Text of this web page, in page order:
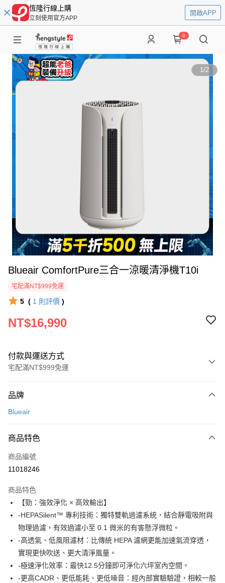
恆隆行線上購
立刻使用官方APP
開啟APP
0
1/2
Blueair ComfortPure三合一涼暖清淨機T10i
宅配滿NT$999免運
5 ( 1 則評價 )
NT$16,990
付款與運送方式
宅配滿NT$999免運
信用卡一次付款
3 期 0 利率 每期
合作金庫商業銀行
上海商業儲蓄銀行
臺灣中小企業銀行
匯豐（台灣）商業銀行
聯邦商業銀行
遠東國際商業銀行
元大商業銀行
永豐商業銀行
玉山商業銀行
星展（台灣）商業銀行
台灣樂天信用卡公司
合作金庫商業銀行
上海商業儲蓄銀行
國泰世華商業銀行
匯豐（台灣）商業銀行
華泰商業銀行
聯邦商業銀行
遠東國際商業銀行
元大商業銀行
永豐商業銀行
玉山商業銀行
台新國際商業銀行
中國信託商業銀行
即享券
LINE Pay
Apple Pay
街口支付
Google Pay
ATM付款
品牌
Blueair
商品特色
商品編號
11018246
商品特色
【勁：強效淨化 × 高效輸出】
-HEPASilent™ 專利技術：獨特雙軌過濾系統，結合靜電吸附與
物理過濾，有效過濾小至 0.1 微米的有害懸浮微粒。
-高透氣、低風阻濾材：比傳統 HEPA 濾網更能加速氣流穿透，
實現更快吹送、更大清淨風量。
-極速淨化效率：最快12.5分鐘即可淨化六坪室內空間。
-更高CADR、更低能耗、更低噪音：經內部實驗驗證，相較一般